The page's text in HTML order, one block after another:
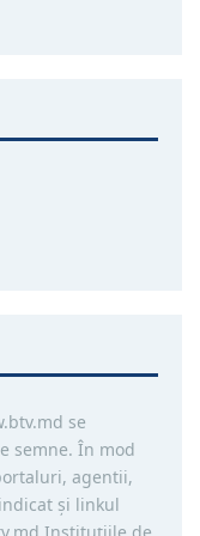
se
semne. În mod
agentii,
şi linkul